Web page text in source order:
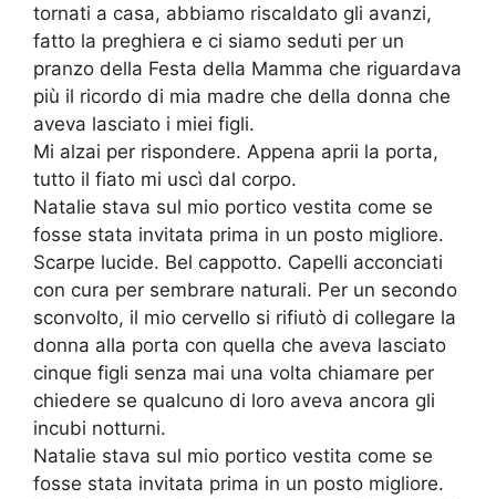
tornati a casa, abbiamo riscaldato gli avanzi,
fatto la preghiera e ci siamo seduti per un
pranzo della Festa della Mamma che riguardava
più il ricordo di mia madre che della donna che
aveva lasciato i miei figli.
Mi alzai per rispondere. Appena aprii la porta,
tutto il fiato mi uscì dal corpo.
Natalie stava sul mio portico vestita come se
fosse stata invitata prima in un posto migliore.
Scarpe lucide. Bel cappotto. Capelli acconciati
con cura per sembrare naturali. Per un secondo
sconvolto, il mio cervello si rifiutò di collegare la
donna alla porta con quella che aveva lasciato
cinque figli senza mai una volta chiamare per
chiedere se qualcuno di loro aveva ancora gli
incubi notturni.
Natalie stava sul mio portico vestita come se
fosse stata invitata prima in un posto migliore.